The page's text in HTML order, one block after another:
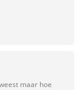
maar hoe